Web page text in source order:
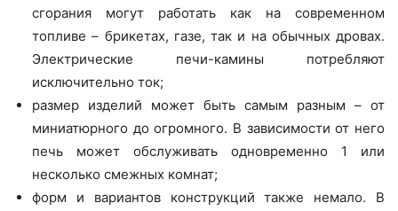
сгорания могут работать как на современном
топливе – брикетах, газе, так и на обычных дровах.
Электрические печи-камины потребляют
исключительно ток;
размер изделий может быть самым разным – от
миниатюрного до огромного. В зависимости от него
печь может обслуживать одновременно 1 или
несколько смежных комнат;
форм и вариантов конструкций также немало. В